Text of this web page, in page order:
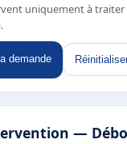
uniquement à
demande
—